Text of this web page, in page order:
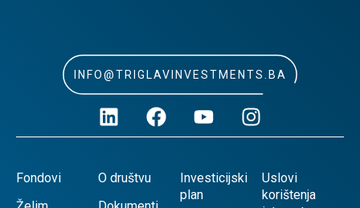
INFO@TRIGLAVINVESTMENTS.BA
Fondovi
O društvu
Investicijski
plan
Uslovi
korištenja